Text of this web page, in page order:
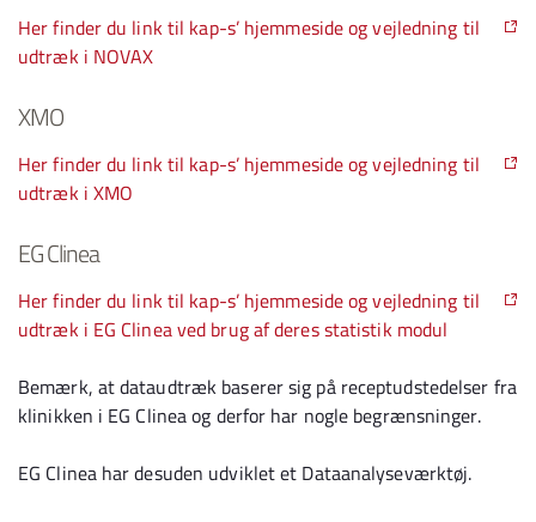
Her finder du link til kap-s’ hjemmeside og vejledning til
udtræk i NOVAX
XMO
Her finder du link til kap-s’ hjemmeside og vejledning til
udtræk i XMO
EG Clinea
Her finder du link til kap-s’ hjemmeside og vejledning til
udtræk i EG Clinea ved brug af deres statistik modul
Bemærk, at dataudtræk baserer sig på receptudstedelser fra
klinikken i EG Clinea og derfor har nogle begrænsninger.
EG Clinea har desuden udviklet et Dataanalyseværktøj.